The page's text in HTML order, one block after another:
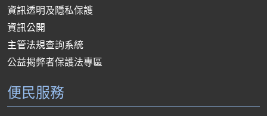
資訊透明及隱私保護
資訊公開
主管法規查詢系統
公益揭弊者保護法專區
便民服務